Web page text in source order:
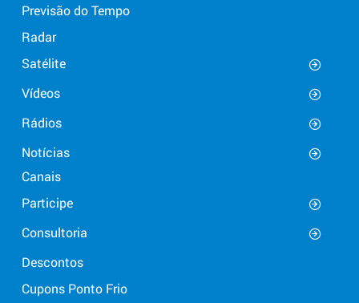
Previsão do Tempo
Radar
Satélite
Vídeos
Rádios
Notícias
Canais
Participe
Consultoria
Descontos
Cupons Ponto Frio